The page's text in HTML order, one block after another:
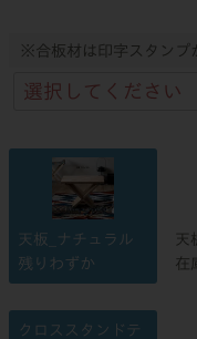
※合板材は印字スタンプ
天板_ナチュラル
残りわずか
天
在
クロススタンドテ